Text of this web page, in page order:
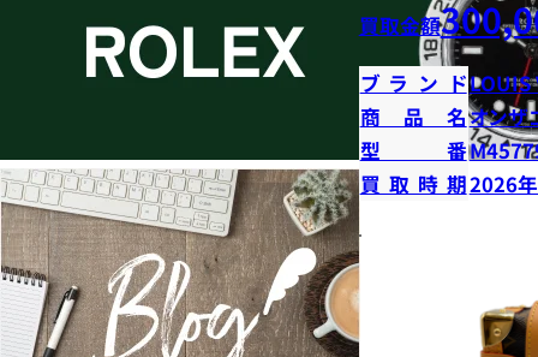
買取金額
ブランドLOUIS
商品名オンザ
型番
買取時期2026